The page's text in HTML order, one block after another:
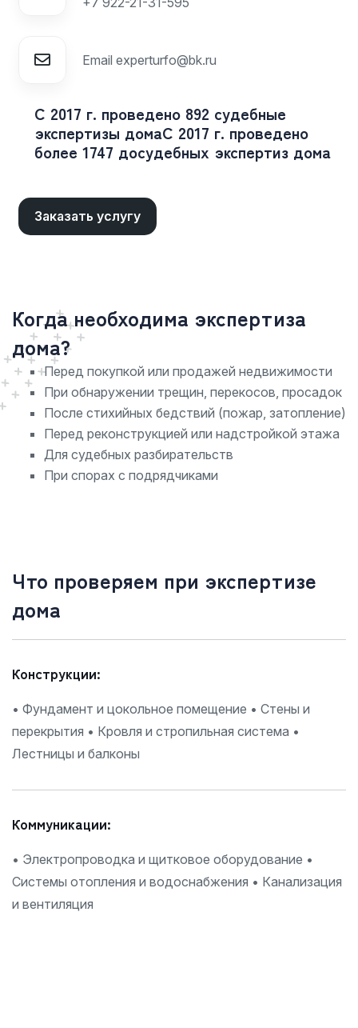
Email experturfo@bk.ru
С 2017 г. проведено 892 судебные
экспертизы домаС 2017 г. проведено
более 1747 досудебных экспертиз дома
Заказать услугу
Когда необходима экспертиза
дома?
Перед покупкой или продажей недвижимости
При обнаружении трещин, перекосов, просадок
После стихийных бедствий (пожар, затопление)
Перед реконструкцией или надстройкой этажа
Для судебных разбирательств
При спорах с подрядчиками
Что проверяем при экспертизе
дома
Конструкции:
• Фундамент и цокольное помещение • Стены и
перекрытия • Кровля и стропильная система •
Лестницы и балконы
Коммуникации:
• Электропроводка и щитковое оборудование •
Системы отопления и водоснабжения • Канализация
и вентиляция